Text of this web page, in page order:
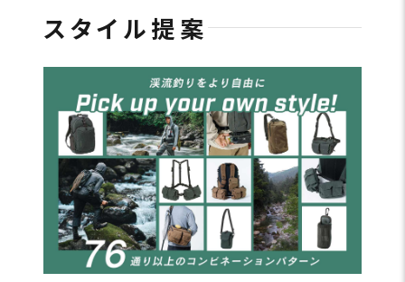
スタイル提案